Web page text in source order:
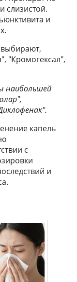
слизистой.
и
выбирают,
"Кромогексал",
наибольшей
капель
с
и